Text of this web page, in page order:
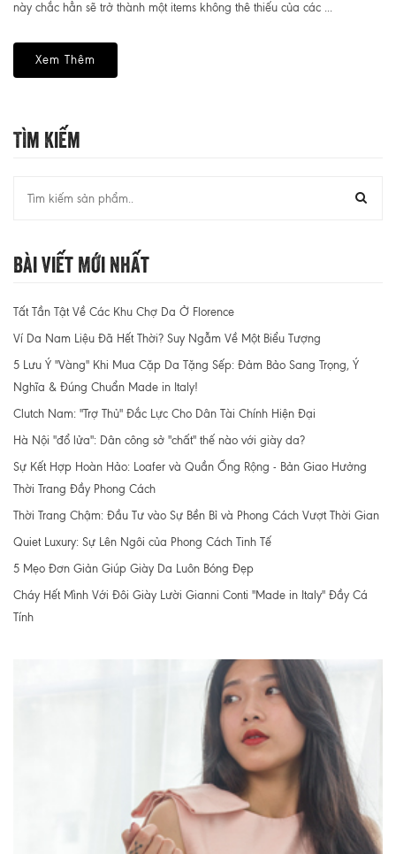
này chắc hẳn sẽ trở thành một items không thê thiếu của các ...
Xem Thêm
Tìm Kiếm
Bài Viết Mới Nhất
Tất Tần Tật Về Các Khu Chợ Da Ở Florence
Ví Da Nam Liệu Đã Hết Thời? Suy Ngẫm Về Một Biểu Tượng
5 Lưu Ý "Vàng" Khi Mua Cặp Da Tặng Sếp: Đảm Bảo Sang Trọng, Ý
Nghĩa & Đúng Chuẩn Made in Italy!
Clutch Nam: "Trợ Thủ" Đắc Lực Cho Dân Tài Chính Hiện Đại
Hà Nội "đổ lửa": Dân công sở "chất" thế nào với giày da?
Sự Kết Hợp Hoàn Hảo: Loafer và Quần Ống Rộng - Bản Giao Hưởng
Thời Trang Đầy Phong Cách
Thời Trang Chậm: Đầu Tư vào Sự Bền Bỉ và Phong Cách Vượt Thời Gian
Quiet Luxury: Sự Lên Ngôi của Phong Cách Tinh Tế
5 Mẹo Đơn Giản Giúp Giày Da Luôn Bóng Đẹp
Cháy Hết Mình Với Đôi Giày Lười Gianni Conti "Made in Italy" Đầy Cá
Tính